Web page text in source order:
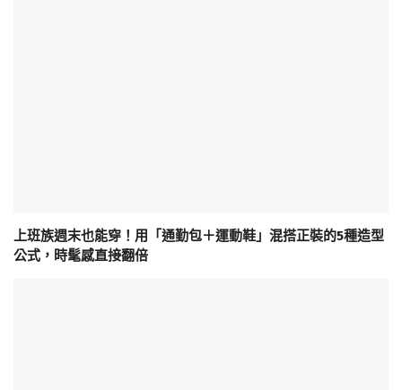
上班族週末也能穿！用「通勤包＋運動鞋」混搭正裝的5種造型
公式，時髦感直接翻倍